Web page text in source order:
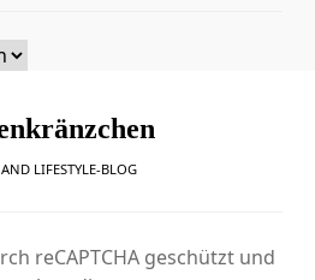
LIFESTYLE-BLOG
reCAPTCHA geschützt und